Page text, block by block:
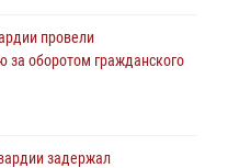
провели
за оборотом гражданского
задержал